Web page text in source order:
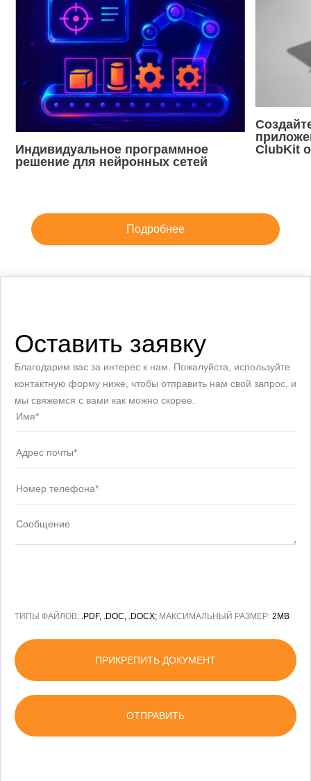
Индивидуальное программное
решение для нейронных сетей
ClubKit
Подробнее
Оставить заявку
Благодарим вас за интерес к нам. Пожалуйста, используйте
контактную форму ниже, чтобы отправить нам свой запрос, и
мы свяжемся с вами как можно скорее.
ТИПЫ ФАЙЛОВ: .PDF, .DOC, .DOCX; МАКСИМАЛЬНЫЙ РАЗМЕР: 2MB
ПРИКРЕПИТЬ ДОКУМЕНТ